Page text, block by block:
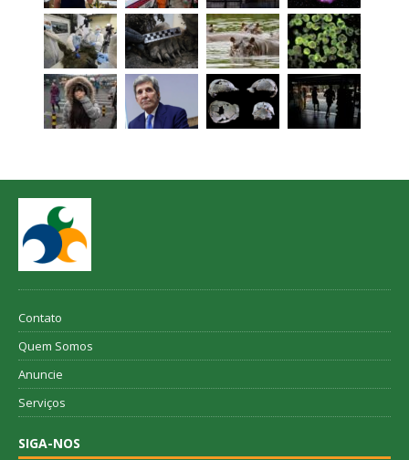
Contato
Quem Somos
Anuncie
Serviços
SIGA-NOS